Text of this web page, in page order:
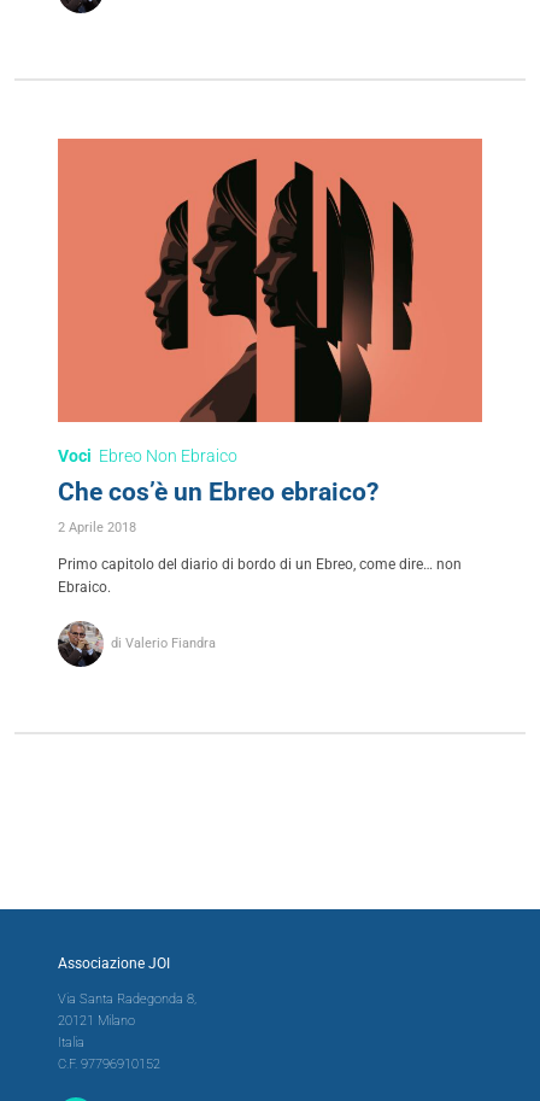
Voci Ebreo Non Ebraico
Che cos’è un Ebreo ebraico?
2 Aprile 2018
Primo capitolo del diario di bordo di un Ebreo, come dire… non
Ebraico.
di Valerio Fiandra
Associazione JOI
Via Santa Radegonda 8,
20121 Milano
Italia
C.F. 97796910152